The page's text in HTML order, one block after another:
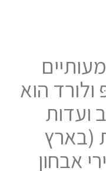
ולורד הוא
ועדות
(בארץ
אבחון